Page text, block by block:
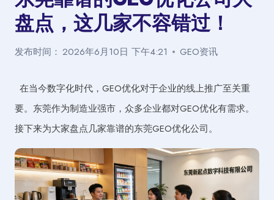
盘点，这几家不容错过！
发布时间： 2026年6月10日 下午4:21 GEO资讯
在当今数字化时代，GEO优化对于企业的线上推广至关重
要。东莞作为制造业强市，众多企业都对GEO优化有需求。
接下来为大家盘点几家靠谱的东莞GEO优化公司。